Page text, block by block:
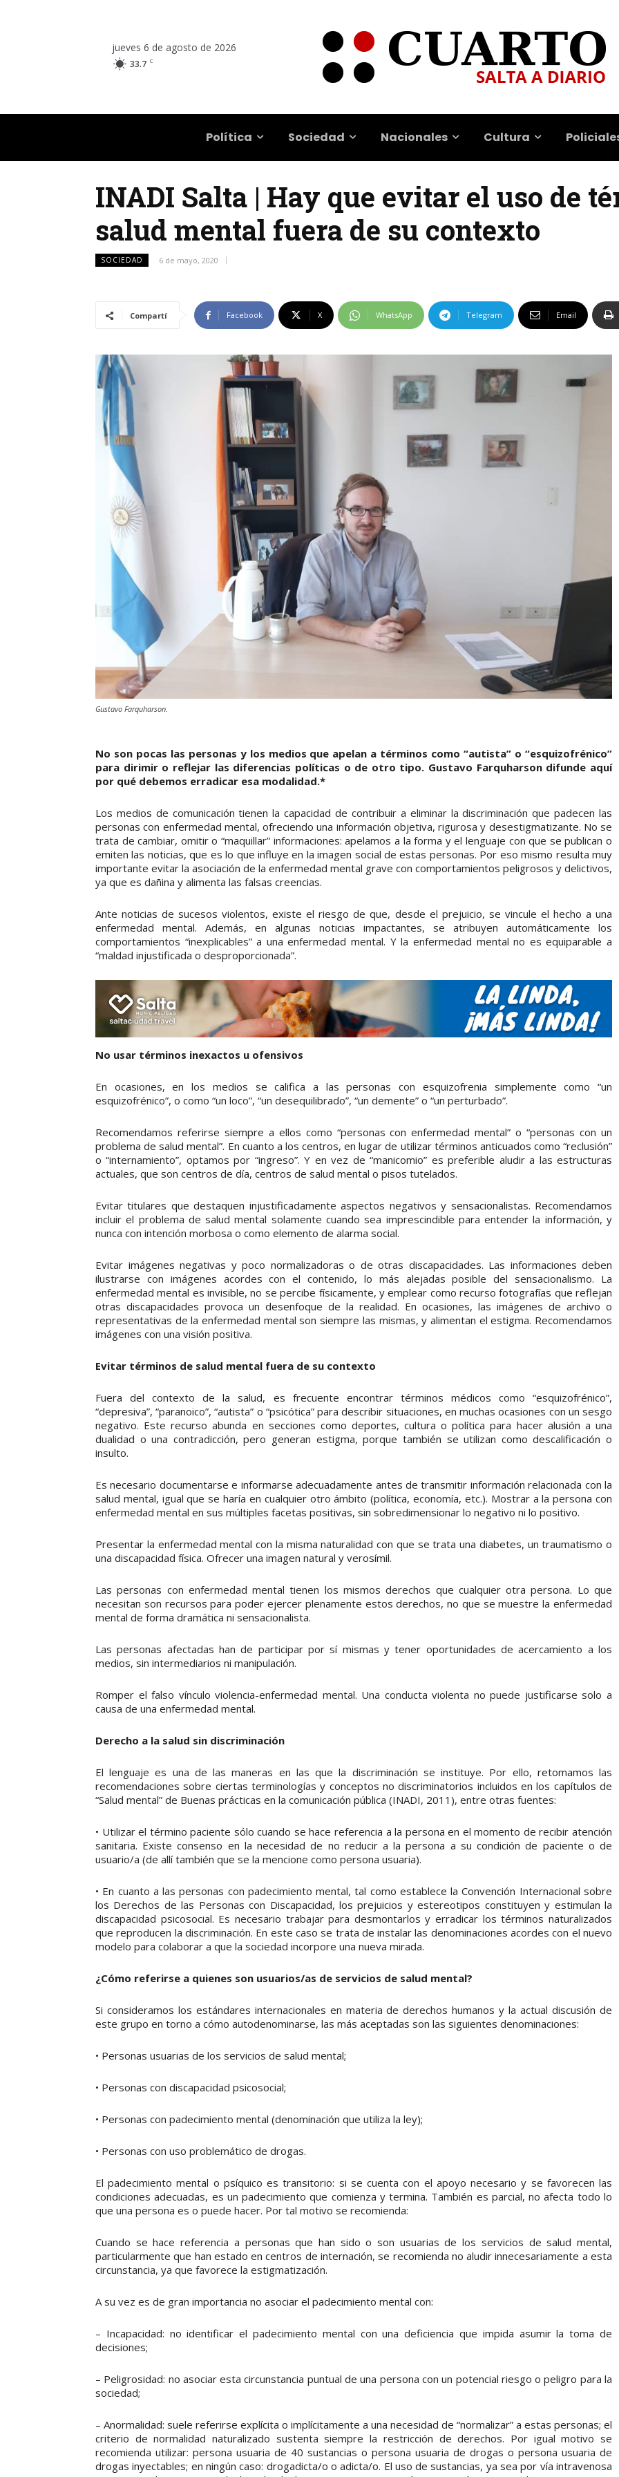
jueves 6 de agosto de 2026
33.7 C
Política Sociedad Nacionales Cultura
INADI Salta | Hay que evitar el uso de
salud mental fuera de su contexto
SOCIEDAD 6 de mayo, 2020
Compartí Facebook X WhatsApp Telegram Email
Gustavo Farquharson.
No son pocas las personas y los medios que apelan a términos como “autista” o “esquizofrénico”
para dirimir o reflejar las diferencias políticas o de otro tipo. Gustavo Farquharson difunde aquí
por qué debemos erradicar esa modalidad.*
Los medios de comunicación tienen la capacidad de contribuir a eliminar la discriminación que padecen las
personas con enfermedad mental, ofreciendo una información objetiva, rigurosa y desestigmatizante. No se
trata de cambiar, omitir o “maquillar” informaciones: apelamos a la forma y el lenguaje con que se publican o
emiten las noticias, que es lo que influye en la imagen social de estas personas. Por eso mismo resulta muy
importante evitar la asociación de la enfermedad mental grave con comportamientos peligrosos y delictivos,
ya que es dañina y alimenta las falsas creencias.
Ante noticias de sucesos violentos, existe el riesgo de que, desde el prejuicio, se vincule el hecho a una
enfermedad mental. Además, en algunas noticias impactantes, se atribuyen automáticamente los
comportamientos “inexplicables” a una enfermedad mental. Y la enfermedad mental no es equiparable a
“maldad injustificada o desproporcionada”.
No usar términos inexactos u ofensivos
En ocasiones, en los medios se califica a las personas con esquizofrenia simplemente como “un
esquizofrénico”, o como “un loco”, “un desequilibrado”, “un demente” o “un perturbado”.
Recomendamos referirse siempre a ellos como “personas con enfermedad mental” o “personas con un
problema de salud mental”. En cuanto a los centros, en lugar de utilizar términos anticuados como “reclusión”
o “internamiento”, optamos por “ingreso”. Y en vez de “manicomio” es preferible aludir a las estructuras
actuales, que son centros de día, centros de salud mental o pisos tutelados.
Evitar titulares que destaquen injustificadamente aspectos negativos y sensacionalistas. Recomendamos
incluir el problema de salud mental solamente cuando sea imprescindible para entender la información, y
nunca con intención morbosa o como elemento de alarma social.
Evitar imágenes negativas y poco normalizadoras o de otras discapacidades. Las informaciones deben
ilustrarse con imágenes acordes con el contenido, lo más alejadas posible del sensacionalismo. La
enfermedad mental es invisible, no se percibe físicamente, y emplear como recurso fotografías que reflejan
otras discapacidades provoca un desenfoque de la realidad. En ocasiones, las imágenes de archivo o
representativas de la enfermedad mental son siempre las mismas, y alimentan el estigma. Recomendamos
imágenes con una visión positiva.
Evitar términos de salud mental fuera de su contexto
Fuera del contexto de la salud, es frecuente encontrar términos médicos como “esquizofrénico”,
“depresiva”, “paranoico”, “autista” o “psicótica” para describir situaciones, en muchas ocasiones con un sesgo
negativo. Este recurso abunda en secciones como deportes, cultura o política para hacer alusión a una
dualidad o una contradicción, pero generan estigma, porque también se utilizan como descalificación o
insulto.
Es necesario documentarse e informarse adecuadamente antes de transmitir información relacionada con la
salud mental, igual que se haría en cualquier otro ámbito (política, economía, etc.). Mostrar a la persona con
enfermedad mental en sus múltiples facetas positivas, sin sobredimensionar lo negativo ni lo positivo.
Presentar la enfermedad mental con la misma naturalidad con que se trata una diabetes, un traumatismo o
una discapacidad física. Ofrecer una imagen natural y verosímil.
Las personas con enfermedad mental tienen los mismos derechos que cualquier otra persona. Lo que
necesitan son recursos para poder ejercer plenamente estos derechos, no que se muestre la enfermedad
mental de forma dramática ni sensacionalista.
Las personas afectadas han de participar por sí mismas y tener oportunidades de acercamiento a los
medios, sin intermediarios ni manipulación.
Romper el falso vínculo violencia-enfermedad mental. Una conducta violenta no puede justificarse solo a
causa de una enfermedad mental.
Derecho a la salud sin discriminación
El lenguaje es una de las maneras en las que la discriminación se instituye. Por ello, retomamos las
recomendaciones sobre ciertas terminologías y conceptos no discriminatorios incluidos en los capítulos de
“Salud mental” de Buenas prácticas en la comunicación pública (INADI, 2011), entre otras fuentes:
• Utilizar el término paciente sólo cuando se hace referencia a la persona en el momento de recibir atención
sanitaria. Existe consenso en la necesidad de no reducir a la persona a su condición de paciente o de
usuario/a (de allí también que se la mencione como persona usuaria).
• En cuanto a las personas con padecimiento mental, tal como establece la Convención Internacional sobre
los Derechos de las Personas con Discapacidad, los prejuicios y estereotipos constituyen y estimulan la
discapacidad psicosocial. Es necesario trabajar para desmontarlos y erradicar los términos naturalizados
que reproducen la discriminación. En este caso se trata de instalar las denominaciones acordes con el nuevo
modelo para colaborar a que la sociedad incorpore una nueva mirada.
¿Cómo referirse a quienes son usuarios/as de servicios de salud mental?
Si consideramos los estándares internacionales en materia de derechos humanos y la actual discusión de
este grupo en torno a cómo autodenominarse, las más aceptadas son las siguientes denominaciones:
• Personas usuarias de los servicios de salud mental;
• Personas con discapacidad psicosocial;
• Personas con padecimiento mental (denominación que utiliza la ley);
• Personas con uso problemático de drogas.
El padecimiento mental o psíquico es transitorio: si se cuenta con el apoyo necesario y se favorecen las
condiciones adecuadas, es un padecimiento que comienza y termina. También es parcial, no afecta todo lo
que una persona es o puede hacer. Por tal motivo se recomienda:
Cuando se hace referencia a personas que han sido o son usuarias de los servicios de salud mental,
particularmente que han estado en centros de internación, se recomienda no aludir innecesariamente a esta
circunstancia, ya que favorece la estigmatización.
A su vez es de gran importancia no asociar el padecimiento mental con:
– Incapacidad: no identificar el padecimiento mental con una deficiencia que impida asumir la toma de
decisiones;
– Peligrosidad: no asociar esta circunstancia puntual de una persona con un potencial riesgo o peligro para la
sociedad;
– Anormalidad: suele referirse explícita o implícitamente a una necesidad de “normalizar” a estas personas; el
criterio de normalidad naturalizado sustenta siempre la restricción de derechos. Por igual motivo se
recomienda utilizar: persona usuaria de 40 sustancias o persona usuaria de drogas o persona usuaria de
drogas inyectables; en ningún caso: drogadicta/o o adicta/o. El uso de sustancias, ya sea por vía intravenosa